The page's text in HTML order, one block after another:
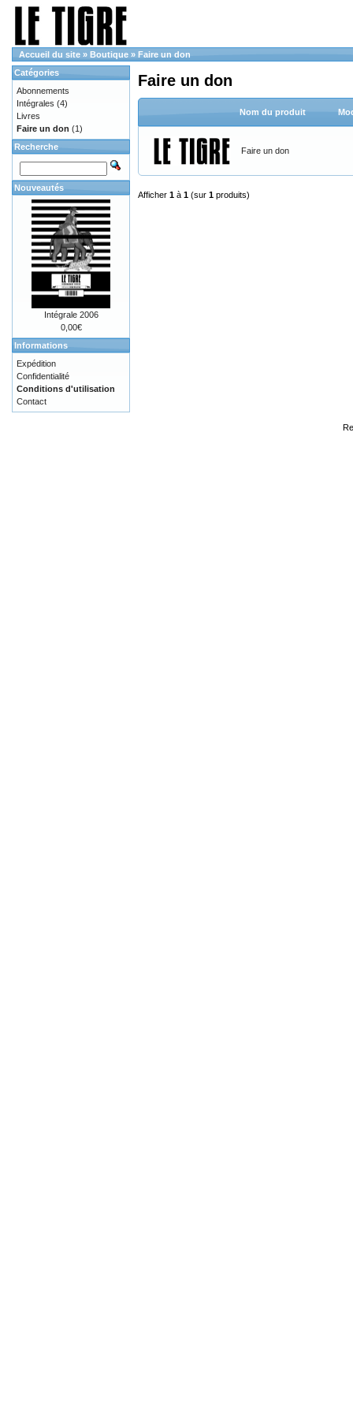
Accueil du site » Boutique » Faire un don
Faire un don
Nom du produit
Faire un don
Afficher 1 à 1 (sur 1 produits)
Catégories
Abonnements
Intégrales (4)
Livres
Faire un don (1)
Recherche
Nouveautés
Intégrale 2006
0,00€
Informations
Expédition
Confidentialité
Conditions d'utilisation
Contact